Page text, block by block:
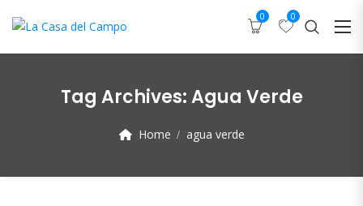
0 0
Tag Archives:Agua Verde
Home agua verde